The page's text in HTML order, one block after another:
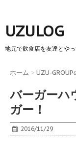
UZULOG
地元で飲食店を友達とや
ホーム > UZU-GROUP
バーガーハ
ガー！
2016/11/29